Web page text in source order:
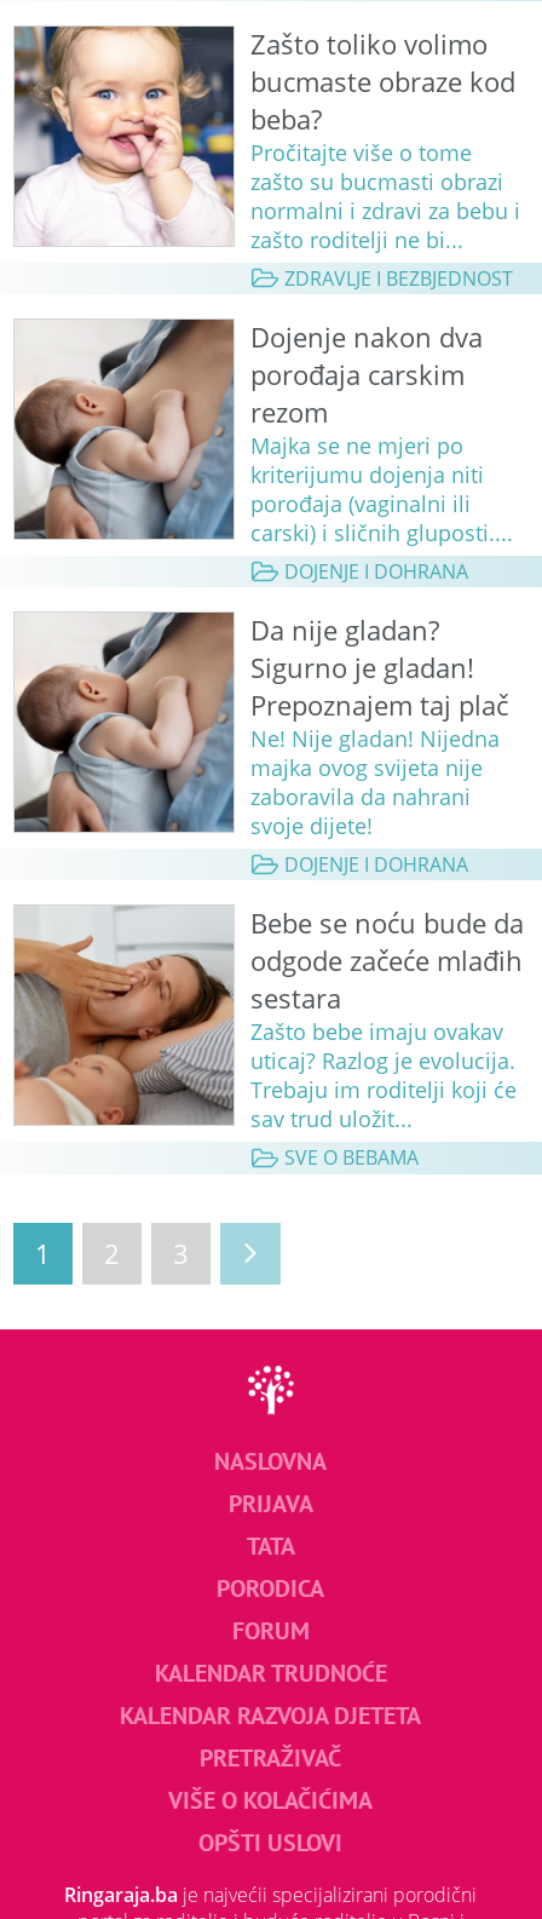
Zašto toliko volimo
bucmaste obraze kod
beba?
Pročitajte više o tome
zašto su bucmasti obrazi
normalni i zdravi za bebu i
zašto roditelji ne bi...
ZDRAVLJE I BEZBJEDNOST
Dojenje nakon dva
porođaja carskim
rezom
Majka se ne mjeri po
kriterijumu dojenja niti
porođaja (vaginalni ili
carski) i sličnih gluposti....
DOJENJE I DOHRANA
Da nije gladan?
Sigurno je gladan!
Prepoznajem taj plač
Ne! Nije gladan! Nijedna
majka ovog svijeta nije
zaboravila da nahrani
svoje dijete!
DOJENJE I DOHRANA
Bebe se noću bude da
odgode začeće mlađih
sestara
Zašto bebe imaju ovakav
uticaj? Razlog je evolucija.
Trebaju im roditelji koji će
sav trud uložit...
SVE O BEBAMA
1 2 3
NASLOVNA
PRIJAVA
TATA
PORODICA
FORUM
KALENDAR TRUDNOĆE
KALENDAR RAZVOJA DJETETA
PRETRAŽIVAČ
VIŠE O KOLAČIĆIMA
OPŠTI USLOVI
Ringaraja.ba je najvećii specijalizirani porodični